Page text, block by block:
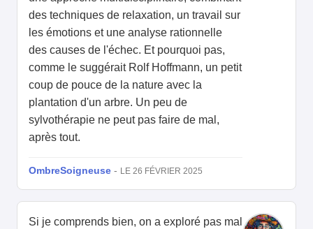
des techniques de relaxation, un travail sur
les émotions et une analyse rationnelle
des causes de l'échec. Et pourquoi pas,
comme le suggérait Rolf Hoffmann, un petit
coup de pouce de la nature avec la
plantation d'un arbre. Un peu de
sylvothérapie ne peut pas faire de mal,
après tout.
OmbreSoigneuse - LE 26 FÉVRIER 2025
Si je comprends bien, on a exploré pas mal